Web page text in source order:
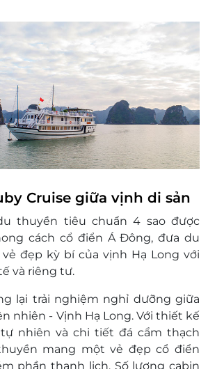
trẻ em với các đêm:
(24/12), Giao thừa (31/12), Tết
(30/12 và 01, 02, 03 tháng Giêng
chờ G55, Cảng số 2, Cảng tàu
Châu - Quảng Ninh
2065 hoặc 0934 661 016
cần liên hệ đăng ký dịch vụ
để được phục vụ tốt nhất
không có giá trị quy đổi thành
trả lại tiền thừa
đồng thời với chương trình
khác
hủy booking dưới bất kỳ hình
Cruise giữa vịnh di sản
thuyền tiêu chuẩn 4 sao được
cách cổ điển Á Đông, đưa du
đẹp kỳ bí của vịnh Hạ Long với
và riêng tư.
lại trải nghiệm nghỉ dưỡng giữa
nhiên - Vịnh Hạ Long. Với thiết kế
nhiên và chi tiết đá cẩm thạch
mang một vẻ đẹp cổ điển
phần thanh lịch. Số lượng cabin